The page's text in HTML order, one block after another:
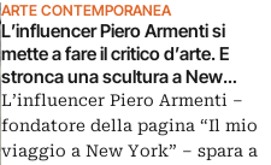
ARTE CONTEMPORANEA
L’influencer Piero Armenti si
mette a fare il critico d’arte. E
stronca una scultura a New
York
L’influencer Piero Armenti –
fondatore della pagina “Il mio
viaggio a New York” – spara a